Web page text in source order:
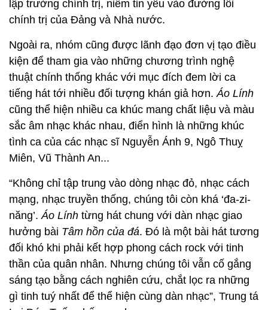
lập trường chính trị, niềm tin yêu vào đường lối
chính trị của Đảng và Nhà nước.
Ngoài ra, nhóm cũng được lãnh đạo đơn vị tạo điều
kiện để tham gia vào những chương trình nghệ
thuật chính thống khác với mục đích đem lời ca
tiếng hát tới nhiều đối tượng khán giả hơn. Áo Lính
cũng thể hiện nhiều ca khúc mang chất liệu và màu
sắc âm nhạc khác nhau, điển hình là những khúc
tình ca của các nhạc sĩ Nguyễn Ánh 9, Ngô Thuỵ
Miên, Vũ Thành An...
“Không chỉ tập trung vào dòng nhạc đỏ, nhạc cách
mạng, nhạc truyền thống, chúng tôi còn khá ‘đa-zi-
năng’. Áo Lính từng hát chung với dàn nhạc giao
hưởng bài Tâm hồn của đá. Đó là một bài hát tương
đối khó khi phải kết hợp phong cách rock với tinh
thần của quân nhân. Nhưng chúng tôi vẫn cố gắng
sáng tạo bằng cách nghiên cứu, chắt lọc ra những
gì tinh tuý nhất để thể hiện cùng dàn nhạc”, Trung tá